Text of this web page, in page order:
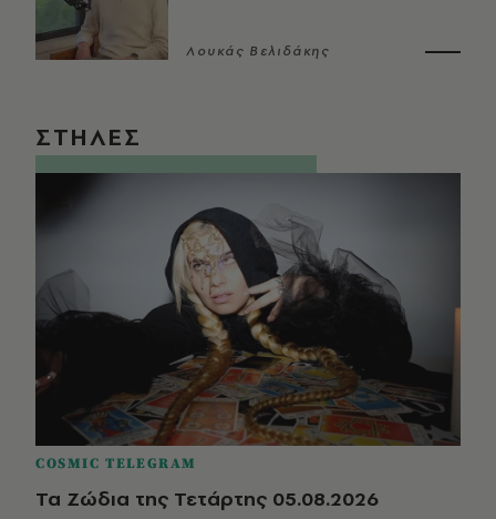
Λουκάς Βελιδάκης
ΣΤΗΛΕΣ
COSMIC TELEGRAM
Τα Ζώδια της Τετάρτης 05.08.2026